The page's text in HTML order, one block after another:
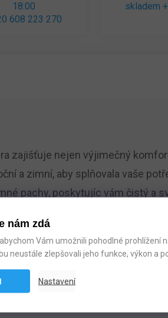
nám zdá
Vám umožnili pohodlné prohlížení
neustále zlepšovali jeho funkce, výkon a
Nastavení
18:00
608 223 270
skladem
zajišťuje nejen výjimečný
a zimní, aby splňovala vaše
pachy, poskytujíc vám čistý a
vláknu, které reguluje teplotu
vám tak nejen pohodlí, ale i